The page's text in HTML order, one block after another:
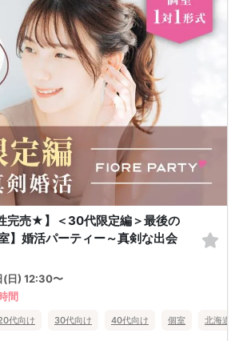
完売★】＜30代限定編＞最後の
】婚活パーティー～真剣な出会
(日) 12:30〜
間
代向け 30代向け 40代向け 個室 北海道